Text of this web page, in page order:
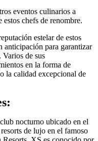
eventos culinarios a
chefs de renombre.
estelar de estos
anticipación para garantizar
Varios de sus
en la forma de
la calidad excepcional de
nocturno ubicado en el
de lujo en el famoso